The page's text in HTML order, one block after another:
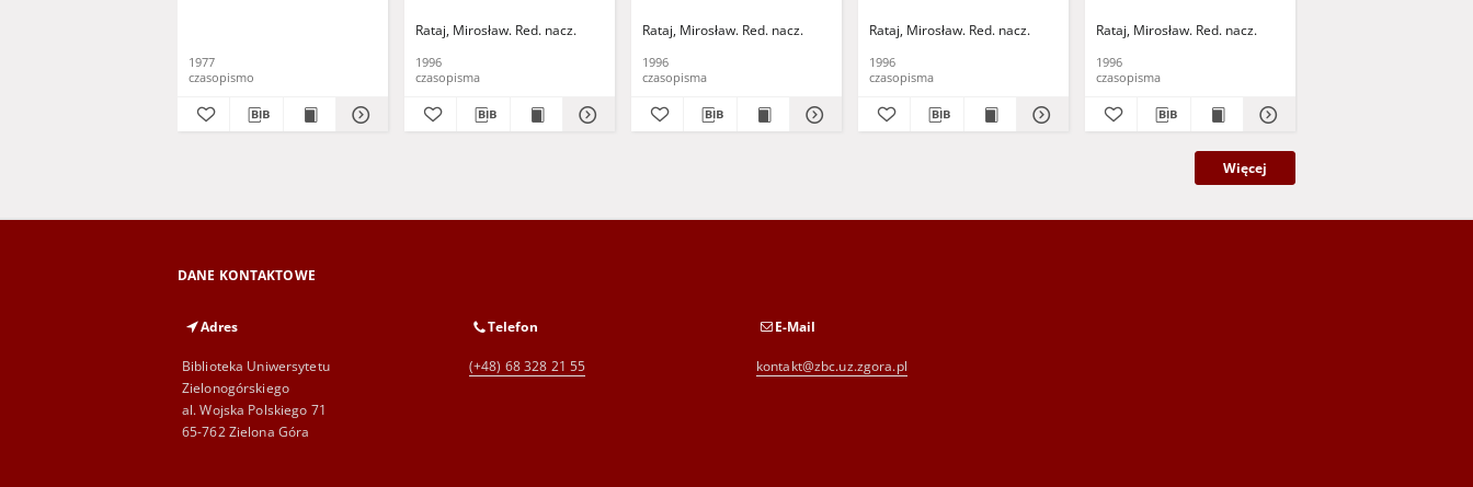
1977
czasopismo
Rataj, Mirosław. Red. nacz.
1996
czasopisma
Rataj, Mirosław. Red. nacz.
1996
czasopisma
Rataj, Mirosław. Red. nacz.
1996
czasopisma
Rataj, Mirosław. Red. nacz.
1996
czasopisma
Więcej
DANE KONTAKTOWE
Adres
Biblioteka Uniwersytetu
Zielonogórskiego
al. Wojska Polskiego 71
65-762 Zielona Góra
Telefon
(+48) 68 328 21 55
E-Mail
kontakt@zbc.uz.zgora.pl